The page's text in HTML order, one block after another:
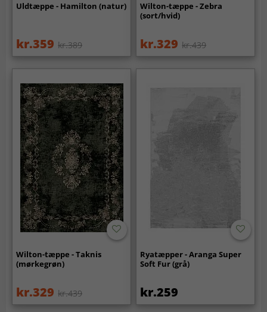
Uldtæppe - Hamilton (natur)
kr.359 kr.389
Wilton-tæppe - Zebra
(sort/hvid)
kr.329 kr.439
Wilton-tæppe - Taknis
(mørkegrøn)
kr.329 kr.439
Ryatæpper - Aranga Super
Soft Fur (grå)
kr.259